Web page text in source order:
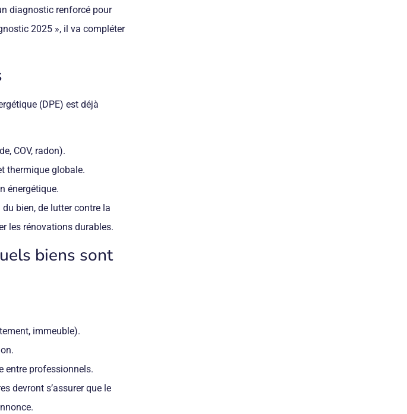
diagnostic renforcé pour
2025 », il va compléter
(DPE) est déjà
COV, radon).
thermique globale.
énergétique.
du bien, de lutter contre la
les rénovations durables.
biens sont
immeuble).
entre professionnels.
devront s’assurer que le